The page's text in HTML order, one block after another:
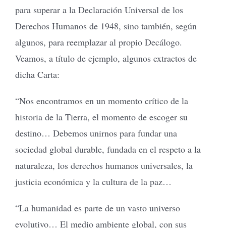
para superar a la Declaración Universal de los
Derechos Humanos de 1948, sino también, según
algunos, para reemplazar al propio Decálogo.
Veamos, a título de ejemplo, algunos extractos de
dicha Carta:
“Nos encontramos en un momento crítico de la
historia de la Tierra, el momento de escoger su
destino… Debemos unirnos para fundar una
sociedad global durable, fundada en el respeto a la
naturaleza, los derechos humanos universales, la
justicia económica y la cultura de la paz…
“La humanidad es parte de un vasto universo
evolutivo… El medio ambiente global, con sus